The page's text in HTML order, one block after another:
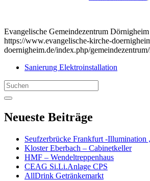
Evangelische Gemeindezentrum
https://www.evangelische-kirche-
doernigheim.de/index.php/
Sanierung Elektroinstallation
Search
for:
Neueste Beiträge
Seufzerbrücke Frankfurt -Illumination
Kloster Eberbach – Cabinetkeller
HMF – Wendeltreppenhaus
CEAG Si.Li.Anlage CPS
AllDrink Getränkemarkt